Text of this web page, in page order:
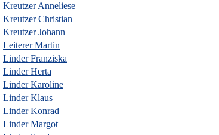
Kreutzer Anneliese
Kreutzer Christian
Kreutzer Johann
Leiterer Martin
Linder Franziska
Linder Herta
Linder Karoline
Linder Klaus
Linder Konrad
Linder Margot